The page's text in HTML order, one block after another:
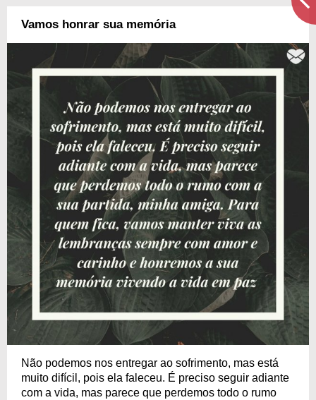
Vamos honrar sua memória
Não podemos nos entregar ao sofrimento, mas está
muito difícil, pois ela faleceu. É preciso seguir adiante
com a vida, mas parece que perdemos todo o rumo